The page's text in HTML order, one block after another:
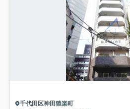
千代田区神田猿楽町